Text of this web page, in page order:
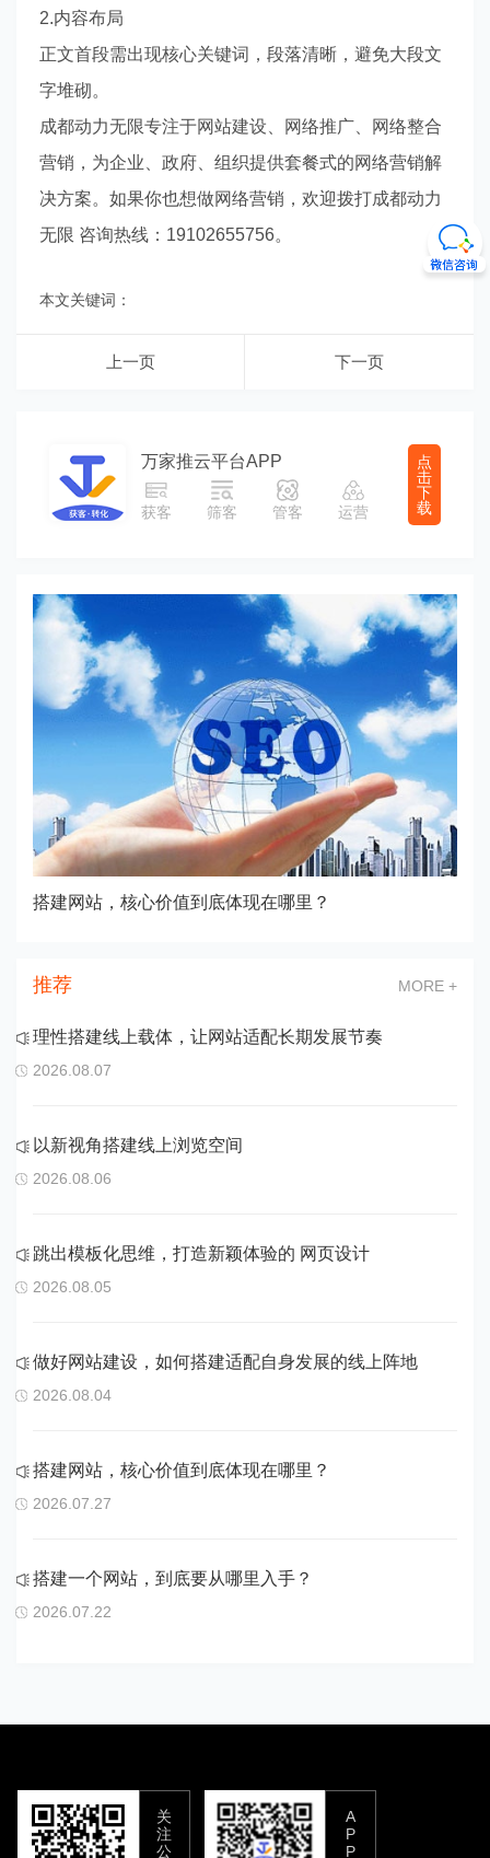
2.内容布局
正文首段需出现核心关键词，段落清晰，避免大段文
字堆砌。
成都动力无限专注于网站建设、网络推广、网络整合
营销，为企业、政府、组织提供套餐式的网络营销解
决方案。如果你也想做网络营销，欢迎拨打成都动力
无限 咨询热线：19102655756。
本文关键词：
上一页 下一页
万家推云平台APP
获客 筛客 管客 运营
点
击
下
载
搭建网站，核心价值到底体现在哪里？
推荐 MORE +
理性搭建线上载体，让网站适配长期发展节奏
2026.08.07
以新视角搭建线上浏览空间
2026.08.06
跳出模板化思维，打造新颖体验的 网页设计
2026.08.05
做好网站建设，如何搭建适配自身发展的线上阵地
2026.08.04
搭建网站，核心价值到底体现在哪里？
2026.07.27
搭建一个网站，到底要从哪里入手？
2026.07.22
关
注
公
A
P
P